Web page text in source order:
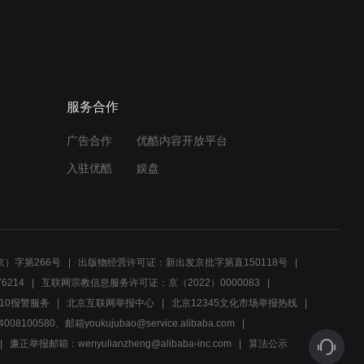
服务合作
广告合作 优酷内容开放平台
入驻优酷 娱盘
）字第266号
出版物经营许可证：新出发京批字第直150118号
互联网宗教信息服务许可证：京（2022）0000083
报警服务
北京互联网举报中心
北京12345文化市场举报热线
、邮箱youkujubao@service.alibaba.com
廉正举报邮箱：wenyulianzheng@alibaba-inc.com
算法公示